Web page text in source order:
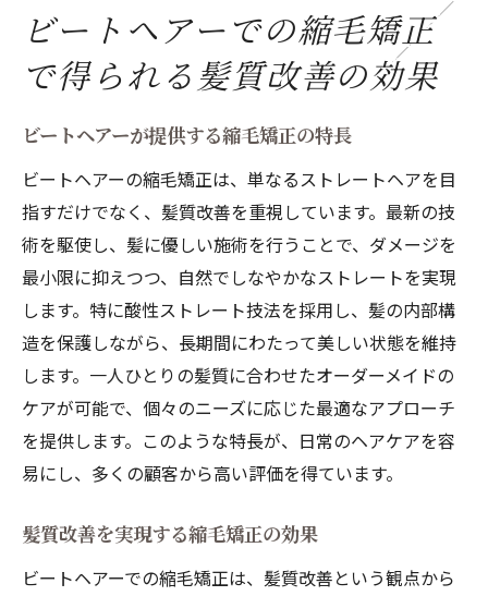
ビートヘアーでの縮毛矯正
で得られる髪質改善の効果
ビートヘアーが提供する縮毛矯正の特長
ビートヘアーの縮毛矯正は、単なるストレートヘアを目
指すだけでなく、髪質改善を重視しています。最新の技
術を駆使し、髪に優しい施術を行うことで、ダメージを
最小限に抑えつつ、自然でしなやかなストレートを実現
します。特に酸性ストレート技法を採用し、髪の内部構
造を保護しながら、長期間にわたって美しい状態を維持
します。一人ひとりの髪質に合わせたオーダーメイドの
ケアが可能で、個々のニーズに応じた最適なアプローチ
を提供します。このような特長が、日常のヘアケアを容
易にし、多くの顧客から高い評価を得ています。
髪質改善を実現する縮毛矯正の効果
ビートヘアーでの縮毛矯正は、髪質改善という観点から